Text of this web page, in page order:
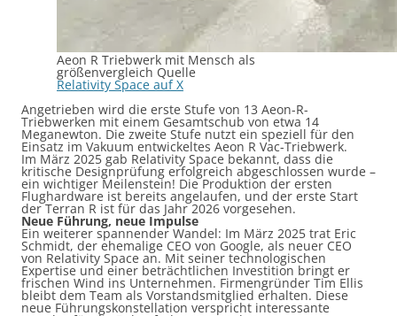
Aeon R Triebwerk mit Mensch als
größenvergleich Quelle
Relativity Space auf X
Angetrieben wird die erste Stufe von 13 Aeon-R-
Triebwerken mit einem Gesamtschub von etwa 14
Meganewton. Die zweite Stufe nutzt ein speziell für den
Einsatz im Vakuum entwickeltes Aeon R Vac-Triebwerk.
Im März 2025 gab Relativity Space bekannt, dass die
kritische Designprüfung erfolgreich abgeschlossen wurde –
ein wichtiger Meilenstein! Die Produktion der ersten
Flughardware ist bereits angelaufen, und der erste Start
der Terran R ist für das Jahr 2026 vorgesehen.
Neue Führung, neue Impulse
Ein weiterer spannender Wandel: Im März 2025 trat Eric
Schmidt, der ehemalige CEO von Google, als neuer CEO
von Relativity Space an. Mit seiner technologischen
Expertise und einer beträchtlichen Investition bringt er
frischen Wind ins Unternehmen. Firmengründer Tim Ellis
bleibt dem Team als Vorstandsmitglied erhalten. Diese
neue Führungskonstellation verspricht interessante